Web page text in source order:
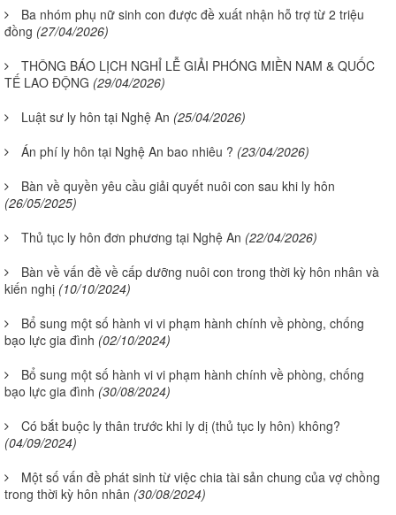
Ba nhóm phụ nữ sinh con được đề xuất nhận hỗ trợ từ 2 triệu
đồng (27/04/2026)
THÔNG BÁO LỊCH NGHỈ LỄ GIẢI PHÓNG MIỀN NAM & QUỐC
TẾ LAO ĐỘNG (29/04/2026)
Luật sư ly hôn tại Nghệ An (25/04/2026)
Án phí ly hôn tại Nghệ An bao nhiêu ? (23/04/2026)
Bàn về quyền yêu cầu giải quyết nuôi con sau khi ly hôn
(26/05/2025)
Thủ tục ly hôn đơn phương tại Nghệ An (22/04/2026)
Bàn về vấn đề về cấp dưỡng nuôi con trong thời kỳ hôn nhân và
kiến nghị (10/10/2024)
Bổ sung một số hành vi vi phạm hành chính về phòng, chống
bạo lực gia đình (02/10/2024)
Bổ sung một số hành vi vi phạm hành chính về phòng, chống
bạo lực gia đình (30/08/2024)
Có bắt buộc ly thân trước khi ly dị (thủ tục ly hôn) không?
(04/09/2024)
Một số vấn đề phát sinh từ việc chia tài sản chung của vợ chồng
trong thời kỳ hôn nhân (30/08/2024)